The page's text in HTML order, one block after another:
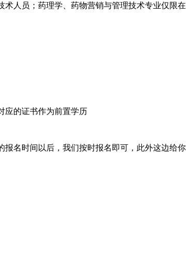
人员；药理学、药物营销与管理技术专业仅限在
应的证书作为前置学历
名时间以后，我们按时报名即可，此外这边给你